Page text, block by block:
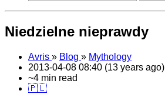
Niedzielne nieprawdy
Avris » Blog » Mythology
2013-04-08 08:40 (13 years ago)
~4 min read
🇵🇱